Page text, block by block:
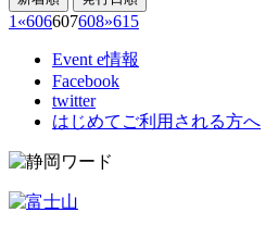
1 «606607608»615
Event e情報
Facebook
twitter
はじめてご利用される方へ